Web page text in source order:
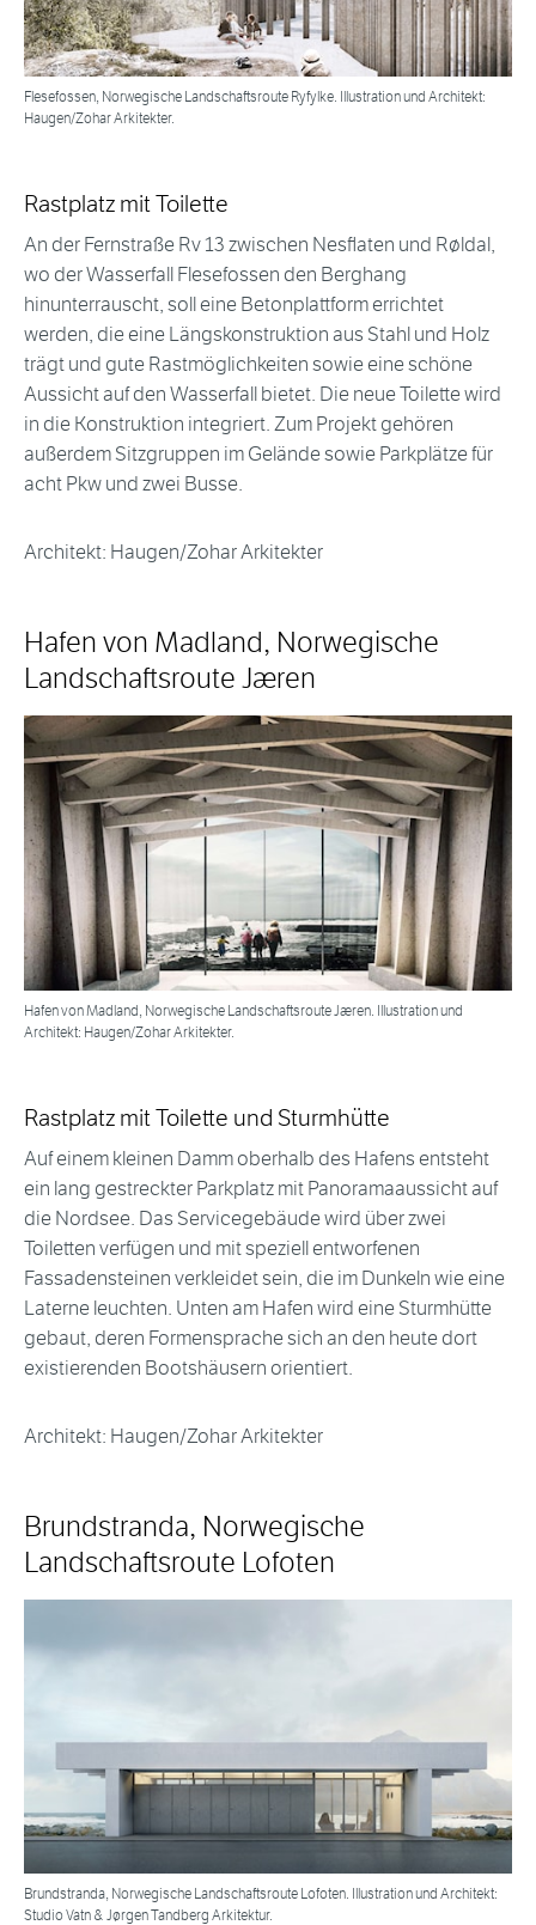
Flesefossen, Norwegische Landschaftsroute Ryfylke. Illustration und Architekt:
Haugen/Zohar Arkitekter.
Rastplatz mit Toilette
An der Fernstraße Rv 13 zwischen Nesflaten und Røldal,
wo der Wasserfall Flesefossen den Berghang
hinunterrauscht, soll eine Betonplattform errichtet
werden, die eine Längskonstruktion aus Stahl und Holz
trägt und gute Rastmöglichkeiten sowie eine schöne
Aussicht auf den Wasserfall bietet. Die neue Toilette wird
in die Konstruktion integriert. Zum Projekt gehören
außerdem Sitzgruppen im Gelände sowie Parkplätze für
acht Pkw und zwei Busse.
Architekt: Haugen/Zohar Arkitekter
Hafen von Madland, Norwegische
Landschaftsroute Jæren
Hafen von Madland, Norwegische Landschaftsroute Jæren. Illustration und
Architekt: Haugen/Zohar Arkitekter.
Rastplatz mit Toilette und Sturmhütte
Auf einem kleinen Damm oberhalb des Hafens entsteht
ein lang gestreckter Parkplatz mit Panoramaaussicht auf
die Nordsee. Das Servicegebäude wird über zwei
Toiletten verfügen und mit speziell entworfenen
Fassadensteinen verkleidet sein, die im Dunkeln wie eine
Laterne leuchten. Unten am Hafen wird eine Sturmhütte
gebaut, deren Formensprache sich an den heute dort
existierenden Bootshäusern orientiert.
Architekt: Haugen/Zohar Arkitekter
Brundstranda, Norwegische
Landschaftsroute Lofoten
Brundstranda, Norwegische Landschaftsroute Lofoten. Illustration und Architekt:
Studio Vatn & Jørgen Tandberg Arkitektur.